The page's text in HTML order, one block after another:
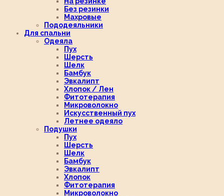
Без резинки
Махровые
Пододеяльники
Для спальни
Одеяла
Пух
Шерсть
Шелк
Бамбук
Эвкалипт
Хлопок / Лен
Фитотерапия
Микроволокно
Искусственный пух
Летнее одеяло
Подушки
Пух
Шерсть
Шелк
Бамбук
Эвкалипт
Хлопок
Фитотерапия
Микроволокно